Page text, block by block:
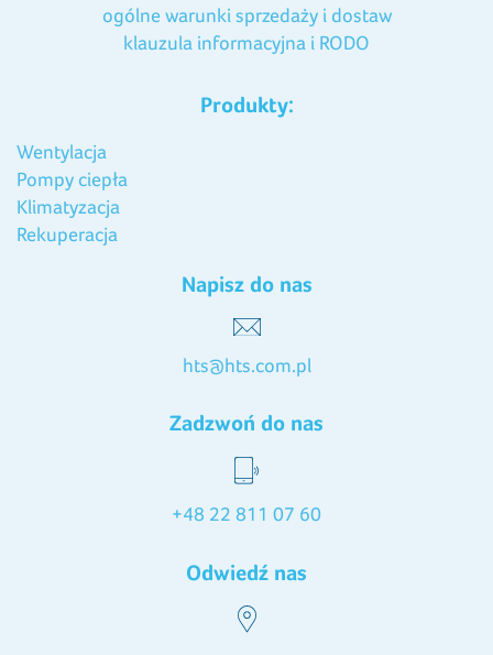
ogólne warunki sprzedaży i dostaw
klauzula informacyjna i RODO
Produkty:
Wentylacja
Pompy ciepła
Klimatyzacja
Rekuperacja
Napisz do nas
hts@hts.com.pl
Zadzwoń do nas
+48 22 811 07 60
Odwiedź nas